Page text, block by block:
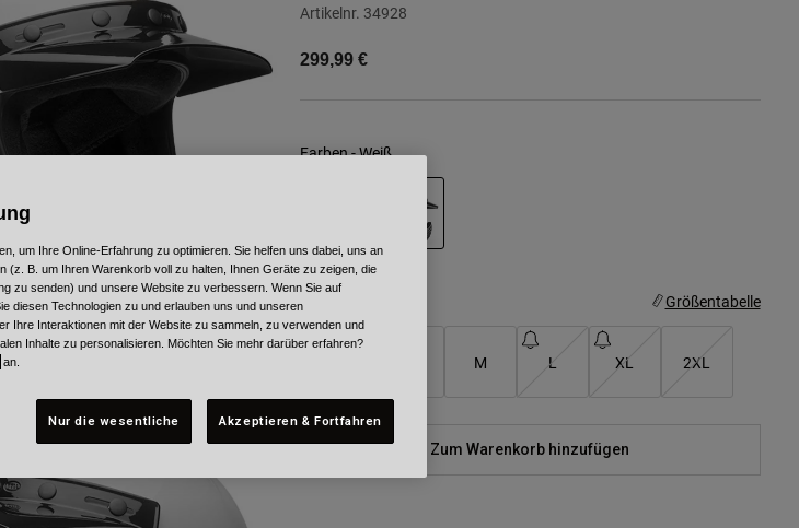
Artikelnr. 34928
299,99 €
Farben -Weiß
Größe Größentabelle
M L XL 2XL
Zum Warenkorb hinzufügen
um Ihre Online-Erfahrung zu optimieren. Sie helfen uns dabei, uns an
(z. B. um Ihren Warenkorb voll zu halten, Ihnen Geräte zu zeigen, die
zu senden) und unsere Website zu verbessern. Wenn Sie auf
diesen Technologien zu und erlauben uns und unseren
Ihre Interaktionen mit der Website zu sammeln, zu verwenden und
Inhalte zu personalisieren. Möchten Sie mehr darüber erfahren?
an.
Nur die wesentliche Akzeptieren & Fortfahren